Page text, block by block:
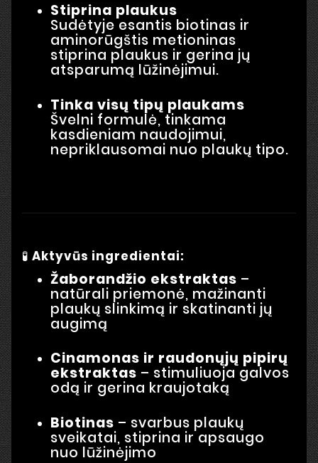
Stiprina plaukus
Sudėtyje esantis biotinas ir
aminorūgštis metioninas
stiprina plaukus ir gerina jų
atsparumą lūžinėjimui.
Tinka visų tipų plaukams
Švelni formulė, tinkama
kasdieniam naudojimui,
nepriklausomai nuo plaukų tipo.
🧪 Aktyvūs ingredientai:
Žaborandžio ekstraktas –
natūrali priemonė, mažinanti
plaukų slinkimą ir skatinanti jų
augimą
Cinamonas ir raudonųjų pipirų
ekstraktas – stimuliuoja galvos
odą ir gerina kraujotaką
Biotinas – svarbus plaukų
sveikatai, stiprina ir apsaugo
nuo lūžinėjimo